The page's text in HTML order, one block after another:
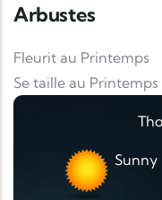
Arbustes
Fleurit au Printemps
Se taille au Printemps
Sunny